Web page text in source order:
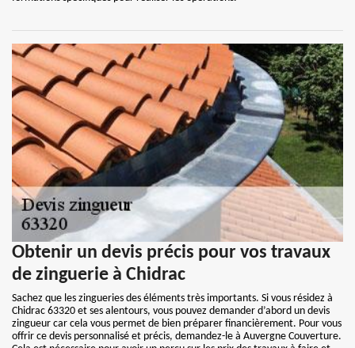
Obtenir un devis précis pour vos travaux
de zinguerie à Chidrac
Sachez que les zingueries des éléments très importants. Si vous résidez à
Chidrac 63320 et ses alentours, vous pouvez demander d’abord un devis
zingueur car cela vous permet de bien préparer financièrement. Pour vous
offrir ce devis personnalisé et précis, demandez-le à Auvergne Couverture.